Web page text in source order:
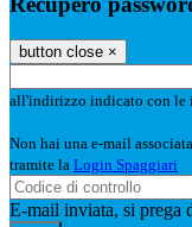
button close ×
all'indirizzo indicato con le
Non hai una e-mail
tramite la Login Spaggiari
E-mail inviata, si prega